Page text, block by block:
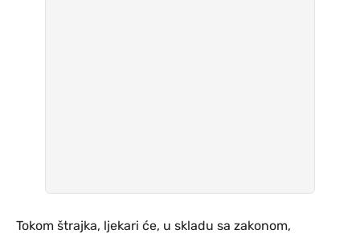
Tokom štrajka, ljekari će, u skladu sa zakonom,